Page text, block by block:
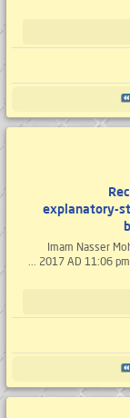
explanatory-
Imam Nasser
2017 AD 11:06